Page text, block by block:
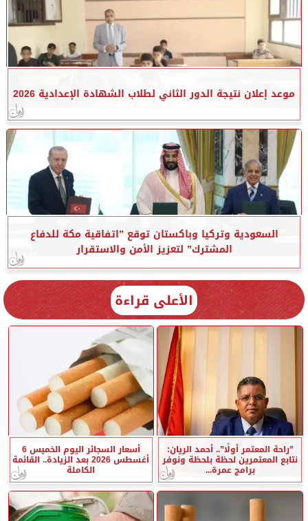
موعد إعلان نتيجة الدور الثاني لطلاب الشهادة الإعدادية 2026
السعودية وتركيا وباكستان توقع ”اتفاقية مكة للدفاع
المشترك” لتعزيز الأمن والاستقرار
الأعلى قراءة
”راحة المعتمر أولًا”.. أحمد الريان:
نتابع المعتمرين لحظة بلحظة ونوفر
برامج عمرة...
أسعار السجائر اليوم الخميس 6
أغسطس 2026 بعد الزيادة.. القائمة
الكاملة